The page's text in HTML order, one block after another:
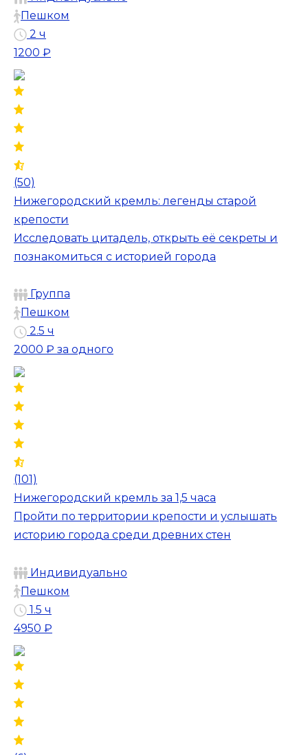
Пешком
2 ч
1200 ₽
(50)
Нижегородский кремль: легенды старой
крепости
Исследовать цитадель, открыть её секреты и
познакомиться с историей города
Группа
Пешком
2.5 ч
2000 ₽ за одного
(101)
Нижегородский кремль за 1,5 часа
Пройти по территории крепости и услышать
историю города среди древних стен
Индивидуально
Пешком
1.5 ч
4950 ₽